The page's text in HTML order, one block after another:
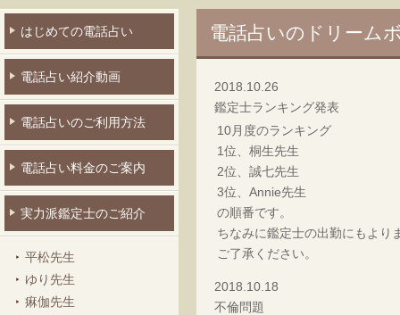
はじめての電話占い
電話占い紹介動画
電話占いのご利用方法
電話占い料金のご案内
実力派鑑定士のご紹介
平松先生
ゆり先生
痳伽先生
電話占いのドリーム
2018.10.26
鑑定士ランキング発表
10月度のランキング
1位、桐生先生
2位、誠七先生
3位、Annie先生
の順番です。
ちなみに鑑定士の出勤にもより
ご了承ください。
2018.10.18
不倫問題